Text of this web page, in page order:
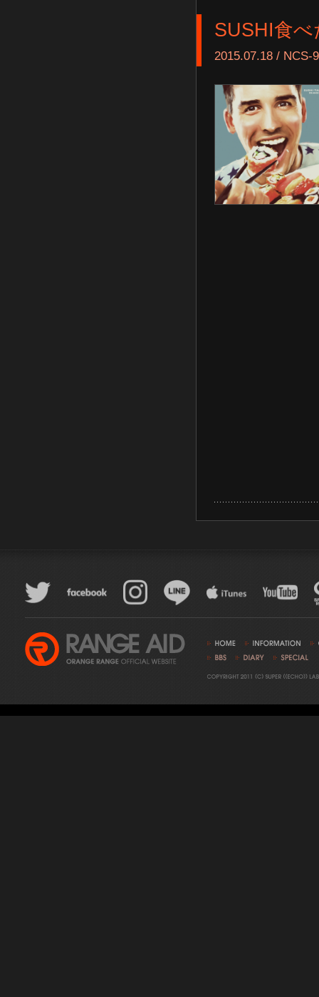
SUSHI食
2015.07.18 / NCS-